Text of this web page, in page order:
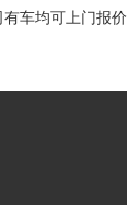
车均可上门报